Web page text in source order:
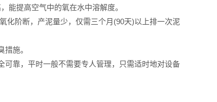
能提高空气中的氧在水中溶解度。
化阶断，产泥量少，仅需三个月(90天)以上排一次泥
施。
靠，平时一般不需要专人管理，只需适时地对设备